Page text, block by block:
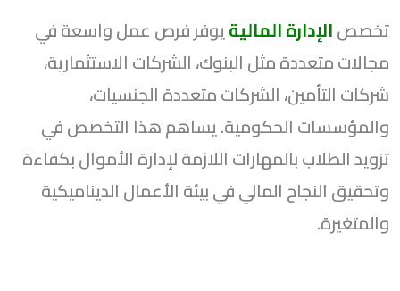
تخصصالإدارة الماليةيوفر فرص عمل واسعة في
مجالات متعددة مثل البنوك، الشركات الاستثمارية،
شركات التأمين، الشركات متعددة الجنسيات،
والمؤسسات الحكومية. يساهم هذا التخصص في
تزويد الطلاب بالمهارات اللازمة لإدارة الأموال بكفاءة
وتحقيق النجاح المالي في بيئة الأعمال الديناميكية
والمتغيرة.